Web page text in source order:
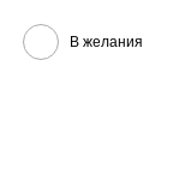
В желания